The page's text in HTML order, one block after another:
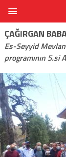
ÇAĞIRGAN
Es-Seyyid
programının 5.si